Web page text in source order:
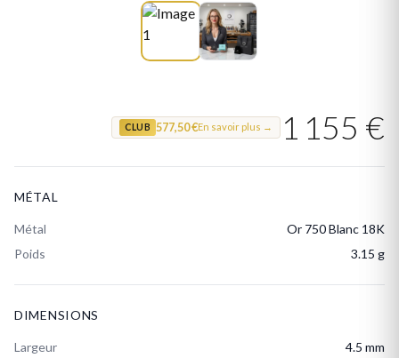
CLUB 577,50 €En savoir plus → 1 155 €
MÉTAL
Métal
Or 750 Blanc 18K
Poids
3.15 g
DIMENSIONS
Largeur 4.5 mm